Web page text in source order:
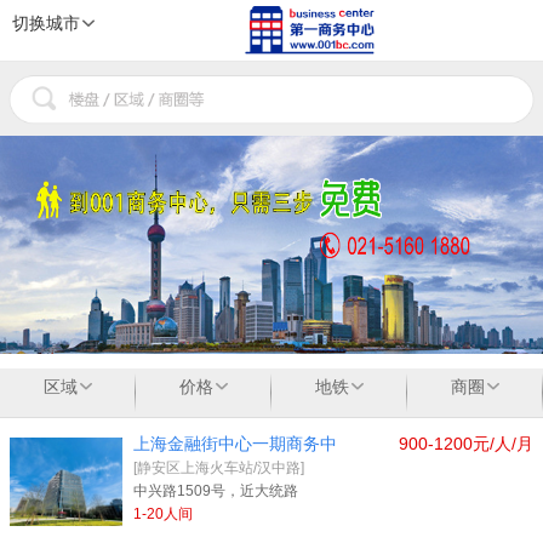
切换城市
区域 价格 地铁 商圈
900-1200元/人/月
上海金融街中心一期商务中
[静安区上海火车站/汉中路]
中兴路1509号，近大统路
1-20人间